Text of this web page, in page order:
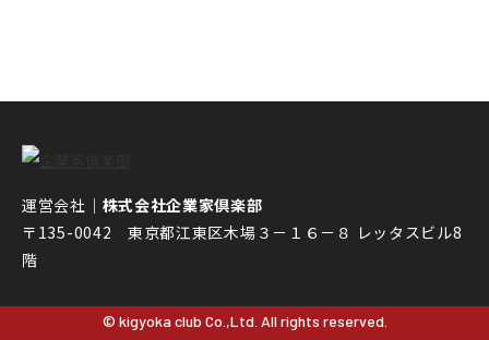
運営会社｜ 株式会社企業家倶楽部
〒135-0042 東京都江東区木場３－１６－８ レッタスビル8
階
© kigyoka club Co.,Ltd. All rights reserved.